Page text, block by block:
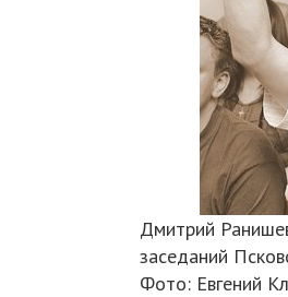
Дмитрий
заседаний
Фото: Евгений